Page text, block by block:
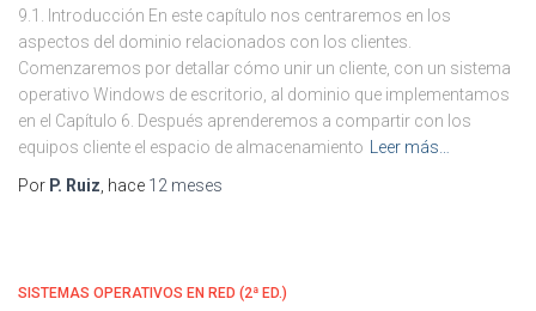
9.1. Introducción En este capítulo nos centraremos en los
aspectos del dominio relacionados con los clientes.
Comenzaremos por detallar cómo unir un cliente, con un sistema
operativo Windows de escritorio, al dominio que implementamos
en el Capítulo 6. Después aprenderemos a compartir con los
equipos cliente el espacio de almacenamiento
Leer más…
Por P. Ruiz , hace 12 meses
SISTEMAS OPERATIVOS EN RED (2ª ED.)